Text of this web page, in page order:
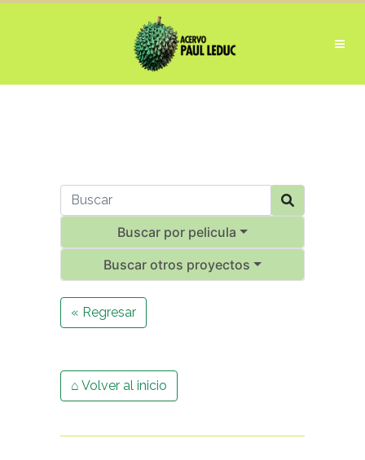
Buscar por pelicula
Buscar otros proyectos
« Regresar
⌂ Volver al inicio